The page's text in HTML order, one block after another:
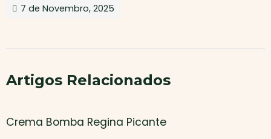
7 de Novembro, 2025
Artigos Relacionados
Crema Bomba Regina Picante